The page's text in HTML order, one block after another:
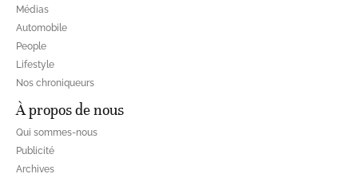
Médias
Automobile
People
Lifestyle
Nos chroniqueurs
À propos de nous
Qui sommes-nous
Publicité
Archives